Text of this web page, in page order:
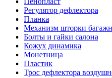
Регулятор дефлектора
Планка
Механизм шторки
Болты и гайки салона
Кожух динамика
Монетница
Пластик
Трос дефлектора